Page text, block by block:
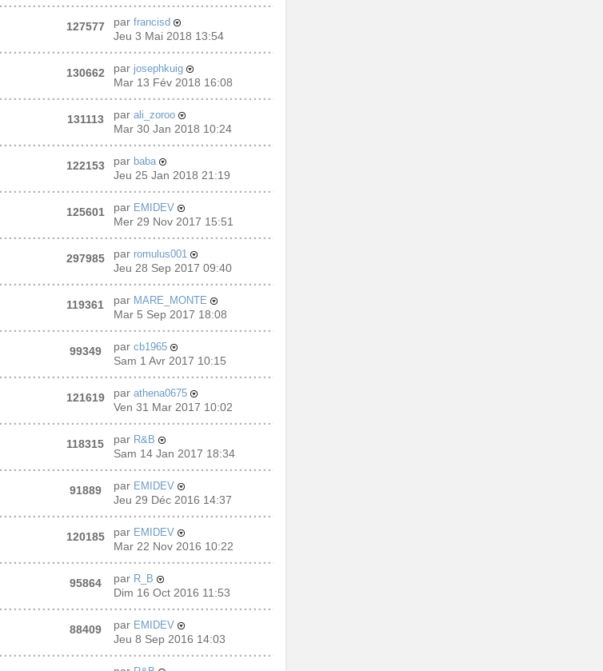
127577 par francisd
Jeu 3 Mai 2018 13:54
130662 par josephkuig
Mar 13 Fév 2018 16:08
131113 par ali_zoroo
Mar 30 Jan 2018 10:24
122153 par baba
Jeu 25 Jan 2018 21:19
125601 par EMIDEV
Mer 29 Nov 2017 15:51
297985 par romulus001
Jeu 28 Sep 2017 09:40
119361 par MARE_MONTE
Mar 5 Sep 2017 18:08
99349 par cb1965
Sam 1 Avr 2017 10:15
121619 par athena0675
Ven 31 Mar 2017 10:02
118315 par R&B
Sam 14 Jan 2017 18:34
91889 par EMIDEV
Jeu 29 Déc 2016 14:37
120185 par EMIDEV
Mar 22 Nov 2016 10:22
95864 par R_B
Dim 16 Oct 2016 11:53
88409 par EMIDEV
Jeu 8 Sep 2016 14:03